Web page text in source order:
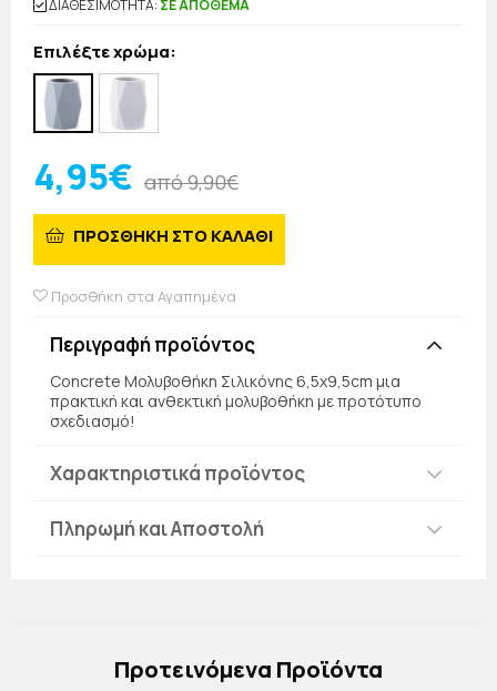
ΔΙΑΘΕΣΙΜΟΤΗΤΑ: ΣΕ ΑΠΟΘΕΜΑ
Επιλέξτε χρώμα:
4,95€ από 9,90€
ΠΡΟΣΘΗΚΗ ΣΤΟ ΚΑΛΑΘΙ
Προσθήκη στα Αγαπημένα
Περιγραφή προϊόντος
Concrete Μολυβοθήκη Σιλικόνης 6,5x9,5cm μια
πρακτική και ανθεκτική μολυβοθήκη με προτότυπο
σχεδιασμό!
Χαρακτηριστικά προϊόντος
Πληρωμή και Αποστολή
Πρoτεινόμενα Προϊόντα